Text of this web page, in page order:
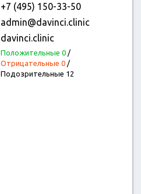
+7 (495) 150-33-50
admin@davinci.clinic
davinci.clinic
Положительные 0/
Отрицательные 0/
Подозрительные 12